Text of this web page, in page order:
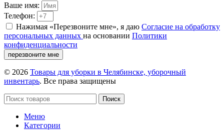
Ваше имя:
Телефон:
Нажимая «Перезвоните мне», я даю Согласие на обработку
персональных данных на основании Политики
конфиденциальности
перезвоните мне
© 2026 Товары для уборки в Челябинске, уборочный
инвентарь. Все права защищены
Поиск
Меню
Категории